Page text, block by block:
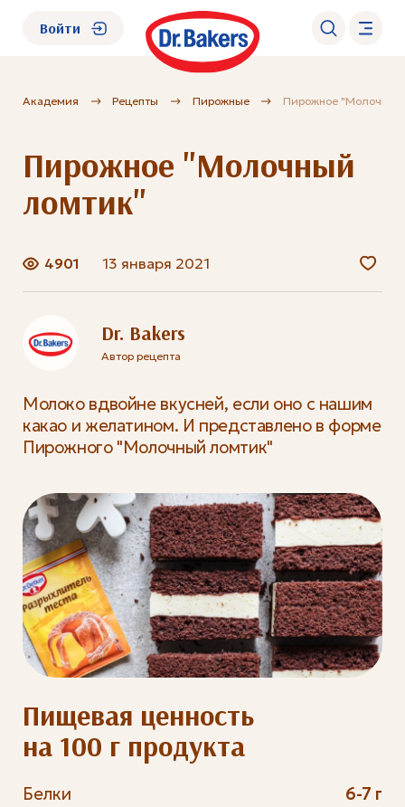
О нас
Каталог
Академия
Где купить?
FAQ
Войти
Академия Рецепты Пирожные Пирожное "Молочный
Пирожное "Молочный
ломтик"
4901 13 января 2021
Dr. Bakers
Автор рецепта
Молоко вдвойне вкусней, если оно с нашим
какао и желатином. И представлено в форме
Пирожного "Молочный ломтик"
Пищевая ценность
на 100 г продукта
Белки 6-7 г